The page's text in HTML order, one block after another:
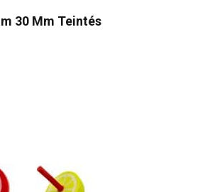
30 Mm Teintés